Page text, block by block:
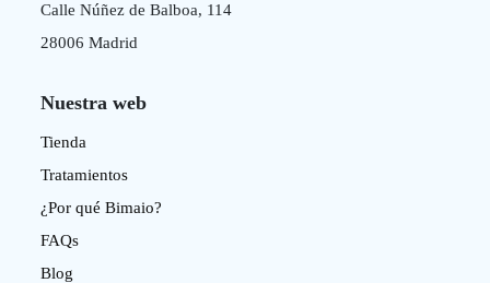
Calle Núñez de Balboa, 114
28006 Madrid
Nuestra web
Tienda
Tratamientos
¿Por qué Bimaio?
FAQs
Blog